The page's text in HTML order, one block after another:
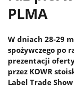
PLMA
W dniach 28-29
spożywczego po
prezentacji
przez KOWR
Label Trade